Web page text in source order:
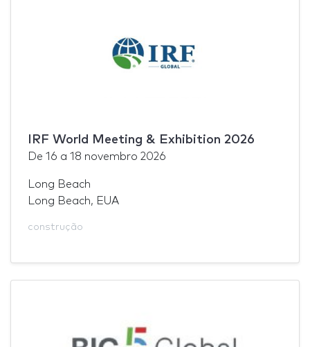
IRF World Meeting & Exhibition 2026
De 16 a 18 novembro 2026
Long Beach
Long Beach, EUA
construção